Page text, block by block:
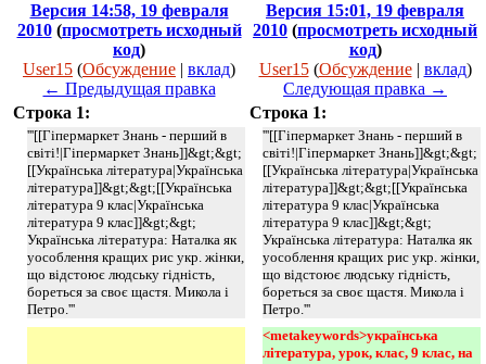
Версия 14:58, 19 февраля
2010(просмотреть исходный
код)
User15 (Обсуждение | вклад)
← Предыдущая правка
Версия 15:01, 19 февраля
2010 (просмотреть исходный
код)
User15 (Обсуждение| вклад)
Следующая правка →
Строка 1:
Строка 1:
'''[[Гіпермаркет Знань - перший в
світі!|Гіпермаркет Знань]]&gt;&gt;
[[Українська література|Українська
література]]&gt;&gt;[[Українська
література 9 клас|Українська
література 9 клас]]&gt;&gt;
Українська література: Наталка як
уособлення кращих рис укр. жінки,
що відстоює людську гідність,
бореться за своє щастя. Микола і
Петро.'''
'''[[Гіпермаркет Знань - перший в
світі!|Гіпермаркет Знань]]&gt;&gt;
[[Українська література|Українська
література]]&gt;&gt;[[Українська
література 9 клас|Українська
література 9 клас]]&gt;&gt;
Українська література: Наталка як
уособлення кращих рис укр. жінки,
що відстоює людську гідність,
бореться за своє щастя. Микола і
Петро.'''
<metakeywords>українська
література, урок, клас, 9 клас, на